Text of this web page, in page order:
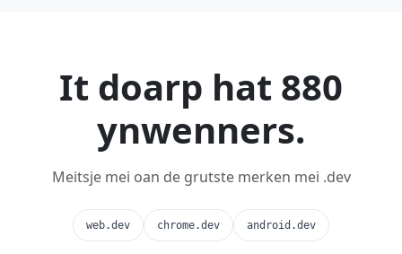
It doarp hat 880
ynwenners.
Meitsje mei oan de grutste merken mei .dev
web.dev chrome.dev android.dev